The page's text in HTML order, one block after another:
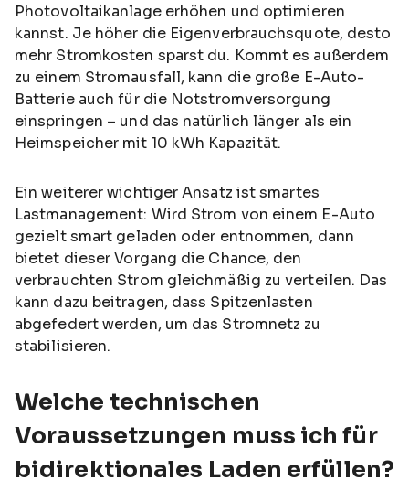
Photovoltaikanlage erhöhen und optimieren
kannst. Je höher die Eigenverbrauchsquote, desto
mehr Stromkosten sparst du. Kommt es außerdem
zu einem Stromausfall, kann die große E-Auto-
Batterie auch für die Notstromversorgung
einspringen – und das natürlich länger als ein
Heimspeicher mit 10 kWh Kapazität.
Ein weiterer wichtiger Ansatz ist smartes
Lastmanagement: Wird Strom von einem E-Auto
gezielt smart geladen oder entnommen, dann
bietet dieser Vorgang die Chance, den
verbrauchten Strom gleichmäßig zu verteilen. Das
kann dazu beitragen, dass Spitzenlasten
abgefedert werden, um das Stromnetz zu
stabilisieren.
Welche technischen
Voraussetzungen muss ich für
bidirektionales Laden erfüllen?